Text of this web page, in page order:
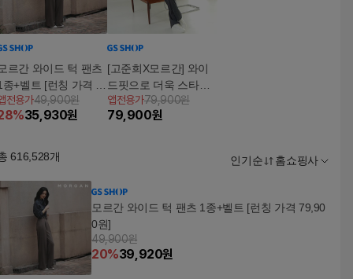
르간 와이드 턱 팬츠
종+벨트 [런칭 가격 7
원]
전용가49,900원
%35,930원
[고준희X모르간] 와이
드핏으로 더욱 스타일
리쉬한 턱 팬츠 2종 [22
FW 최신상] MORGAN
앱전용가79,900원
79,900원
616,528개 인기순 홈쇼핑사
모르간 와이드 턱 팬츠 1종+벨트 [런칭 가격 79,90
0원]
49,900원
20%39,920원